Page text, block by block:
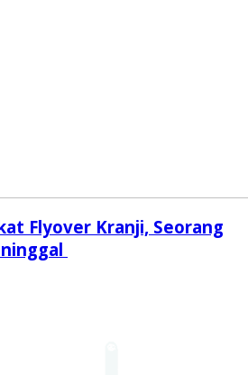
Flyover Kranji, Seorang